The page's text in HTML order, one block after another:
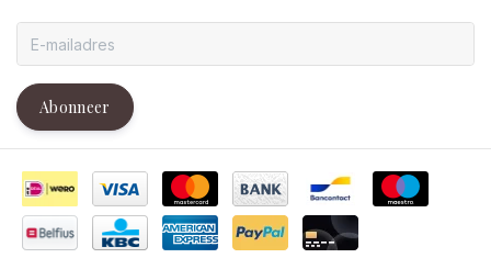
Abonneer